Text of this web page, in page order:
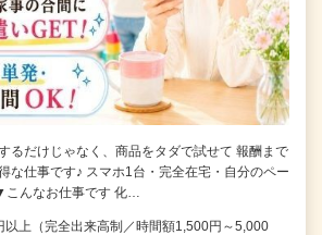
るだけじゃなく、商品をタダで試せて 報酬まで
な仕事です♪ スマホ1台・完全在宅・自分のペー
こんなお仕事です 化…
以上（完全出来高制／時間額1,500円～5,000